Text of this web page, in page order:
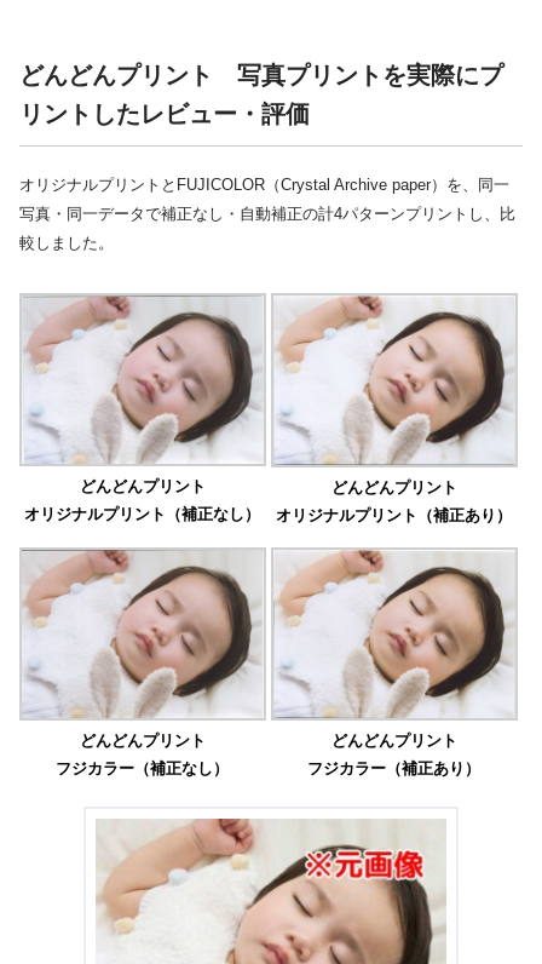
どんどんプリント 写真プリントを実際にプ
リントしたレビュー・評価
オリジナルプリントとFUJICOLOR（Crystal Archive paper）を、同一
写真・同一データで補正なし・自動補正の計4パターンプリントし、比
較しました。
どんどんプリント
オリジナルプリント（補正なし）
どんどんプリント
オリジナルプリント（補正あり）
どんどんプリント
フジカラー（補正なし）
どんどんプリント
フジカラー（補正あり）